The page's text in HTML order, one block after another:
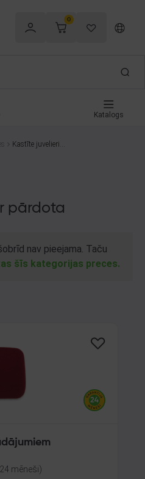
0
Katalogs
Kastīte juvelierizs
pārdota
nav pieejama. Taču
šīs kategorijas preces.
mēneši)